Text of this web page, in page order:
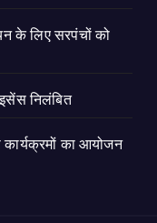
के लिए सरपंचों को
निलंबित
कार्यक्रमों का आयोजन